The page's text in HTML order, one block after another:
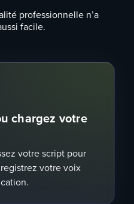
professionnelle n’a
facile.
chargez votre
votre script pour
votre voix